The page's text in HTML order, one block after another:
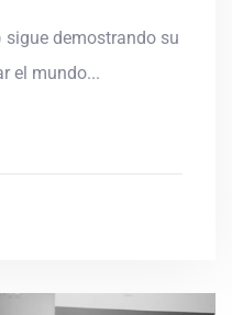
demostrando su
el mundo...